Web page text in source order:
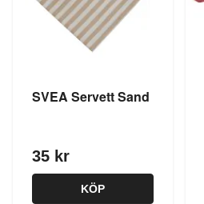
SVEA Servett Sand
35 kr
KÖP